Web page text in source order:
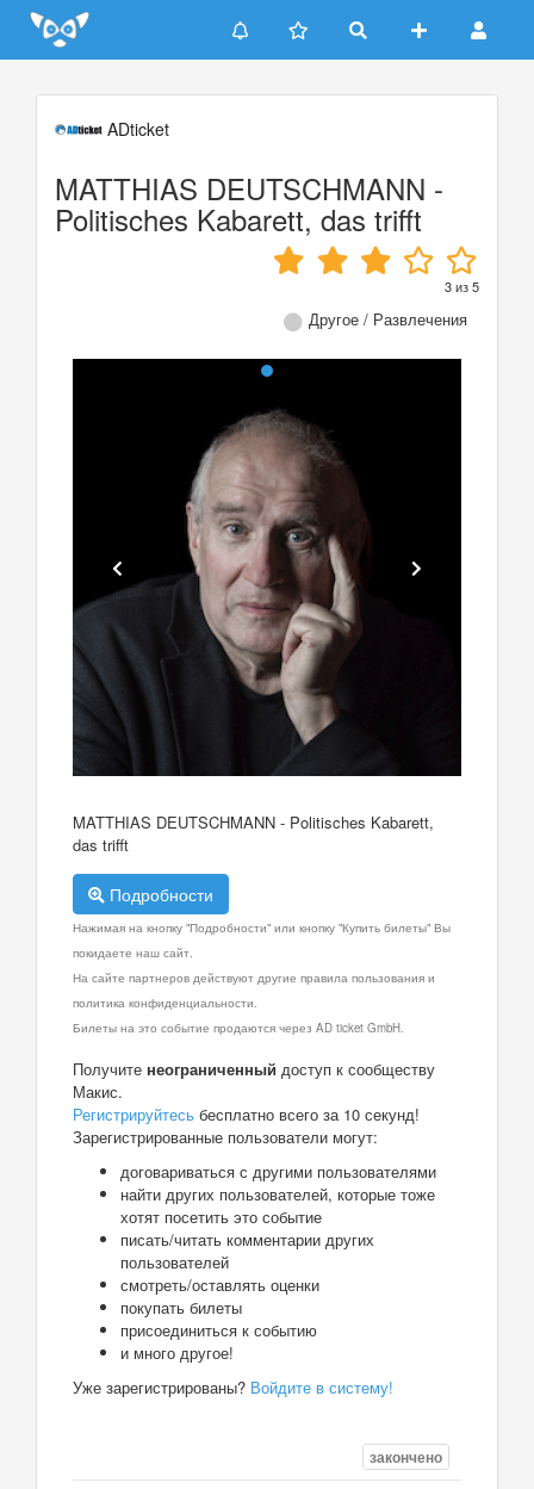
Update cookies preferences
ADticket
MATTHIAS DEUTSCHMANN -
Politisches Kabarett, das trifft
3из5
Другое / Развлечения
MATTHIAS DEUTSCHMANN - Politisches Kabarett,
das trifft
Подробности
Нажимая на кнопку "Подробности" или кнопку "Купить билеты" Вы
покидаете наш сайт.
На сайте партнеров действуют другие правила пользования и
политика конфиденциальности.
Билеты на это событие продаются через AD ticket GmbH.
Получите неограниченный доступ к сообществу
Макис.
Регистрируйтесь бесплатно всего за 10 секунд!
Зарегистрированные пользователи могут:
договариваться с другими пользователями
найти других пользователей, которые тоже
хотят посетить это событие
писать/читать комментарии других
пользователей
смотреть/оставлять оценки
покупать билеты
присоединиться к событию
и много другое!
Уже зарегистрированы? Войдите в систему!
закончено